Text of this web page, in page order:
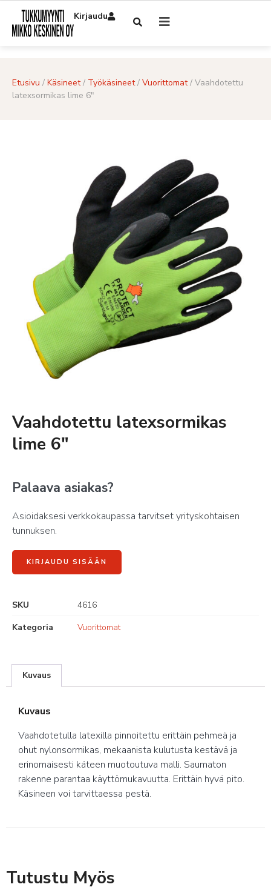
Kirjaudu
Etusivu / Käsineet/ Työkäsineet/ Vuorittomat/ Vaahdotettu
latexsormikas lime 6″
Vaahdotettu latexsormikas
lime 6″
Palaava asiakas?
Asioidaksesi verkkokaupassa tarvitset yrityskohtaisen
tunnuksen.
KIRJAUDU SISÄÄN
SKU
4616
Kategoria
Vuorittomat
Kuvaus
Kuvaus
Vaahdotetulla latexilla pinnoitettu erittäin pehmeä ja
ohut nylonsormikas, mekaanista kulutusta kestävä ja
erinomaisesti käteen muotoutuva malli. Saumaton
rakenne parantaa käyttömukavuutta. Erittäin hyvä pito.
Käsineen voi tarvittaessa pestä.
Tutustu Myös